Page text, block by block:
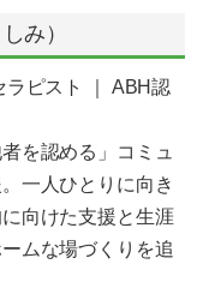
み）
ラピスト ｜ ABH認
を認める」コミュ
一人ひとりに向き
向けた支援と生涯
ムな場づくりを追